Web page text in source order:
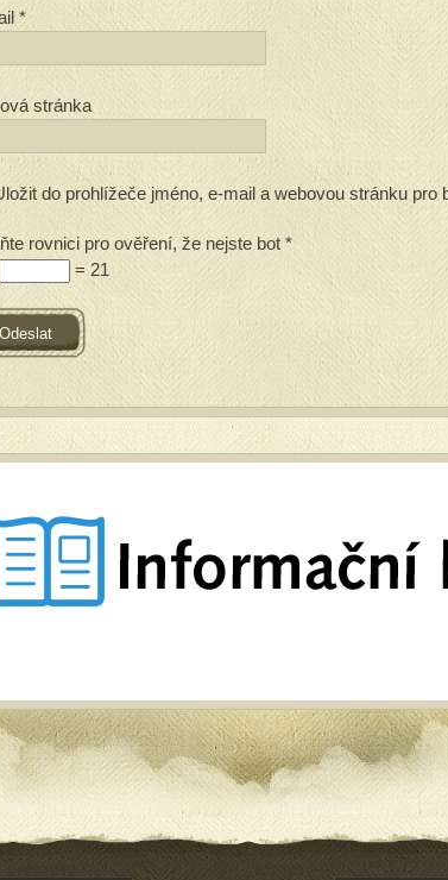
*
stránka
do prohlížeče jméno, e-mail a webovou stránku pro
rovnici pro ověření, že nejste bot *
= 21